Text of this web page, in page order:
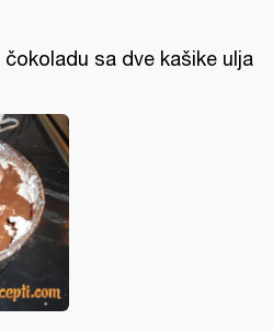
sa dve kašike ulja